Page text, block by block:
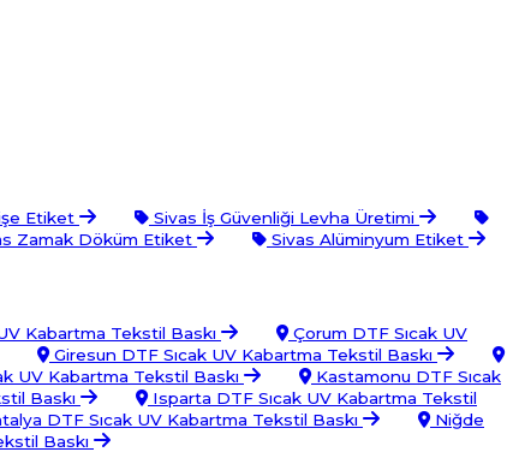
Etiket
Sivas İş Güvenliği Levha Üretimi
Zamak Döküm Etiket Sivas Alüminyum Etiket
Kabartma Tekstil Baskı
Çorum DTF Sıcak UV
Giresun DTF Sıcak UV Kabartma Tekstil Baskı
UV Kabartma Tekstil Baskı
Kastamonu DTF Sıcak
Baskı
Isparta DTF Sıcak UV Kabartma Tekstil
DTF Sıcak UV Kabartma Tekstil Baskı
Niğde
Baskı